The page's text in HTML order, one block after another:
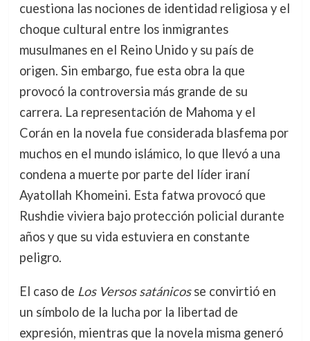
cuestiona las nociones de identidad religiosa y el
choque cultural entre los inmigrantes
musulmanes en el Reino Unido y su país de
origen. Sin embargo, fue esta obra la que
provocó la controversia más grande de su
carrera. La representación de Mahoma y el
Corán en la novela fue considerada blasfema por
muchos en el mundo islámico, lo que llevó a una
condena a muerte por parte del líder iraní
Ayatollah Khomeini. Esta fatwa provocó que
Rushdie viviera bajo protección policial durante
años y que su vida estuviera en constante
peligro.
El caso de Los Versos satánicosse convirtió en
un símbolo de la lucha por la libertad de
expresión, mientras que la novela misma generó